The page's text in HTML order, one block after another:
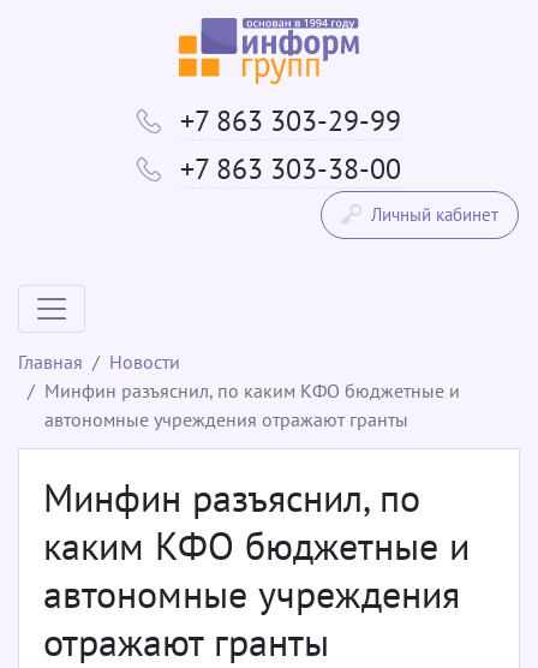
+7 863 303-29-99
+7 863 303-38-00
Личный кабинет
Главная
Новости
Минфин разъяснил, по каким КФО бюджетные и
автономные учреждения отражают гранты
Минфин разъяснил, по
каким КФО бюджетные и
автономные учреждения
отражают гранты